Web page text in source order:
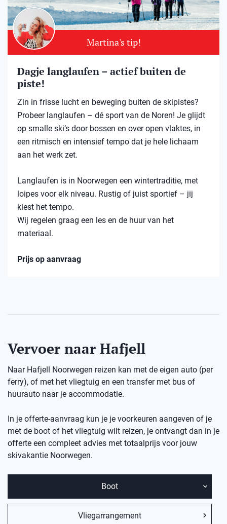
Martina's tip!
Dagje langlaufen – actief buiten de
piste!
Zin in frisse lucht en beweging buiten de skipistes?
Probeer langlaufen – dé sport van de Noren! Je glijdt
op smalle ski’s door bossen en over open vlaktes, in
een ritmisch en intensief tempo dat je hele lichaam
aan het werk zet.
Langlaufen is in Noorwegen een wintertraditie, met
loipes voor elk niveau. Rustig of juist sportief – jij
kiest het tempo.
Wij regelen graag een les en de huur van het
materiaal.
Prijs op aanvraag
Vervoer naar Hafjell
Naar Hafjell Noorwegen reizen kan met de eigen auto (per
ferry), of met het vliegtuig en een transfer met bus of
huurauto naar je accommodatie.
In je offerte-aanvraag kun je je voorkeuren aangeven of je
met de boot of het vliegtuig wilt reizen, je ontvangt dan in je
offerte een compleet advies met totaalprijs voor jouw
skivakantie Noorwegen.
Boot
Vliegarrangement